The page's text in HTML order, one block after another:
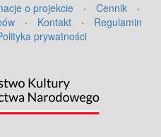
o projekcie · Cennik
·
· Kontakt ·
Regulamin
prywatności